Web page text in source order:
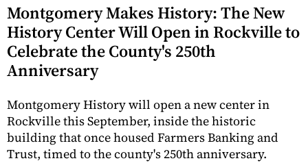
Montgomery Makes History: The New
History Center Will Open in Rockville to
Celebrate the County's 250th
Anniversary
Montgomery History will open a new center in
Rockville this September, inside the historic
building that once housed Farmers Banking and
Trust, timed to the county's 250th anniversary.